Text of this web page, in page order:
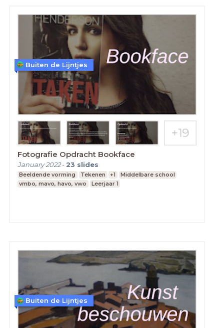
Fotografie Opdracht Bookface
January 2022- 23 slides
Beeldende vorming Tekenen +1
Middelbare school
vmbo, mavo, havo, vwo
Leerjaar 1
Buiten de Lijntjes
Buiten de Lijntjes